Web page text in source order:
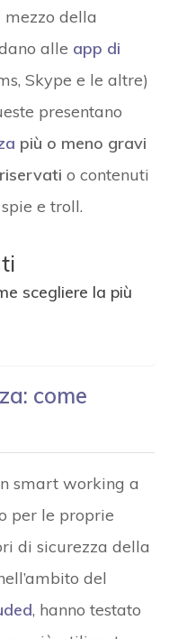
della
alle app di
Skype e le altre)
presentano
più o meno gravi
o contenuti
e troll.
scegliere la più
come
smart working a
per le proprie
di sicurezza della
del
, hanno testato